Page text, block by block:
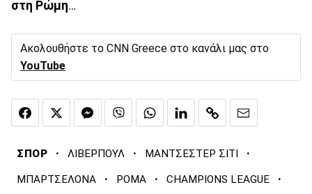
στη Ρώμη…
Ακολουθήστε το CNN Greece στο κανάλι μας στο
YouTube
ΣΠΟΡ · ΛΙΒΕΡΠΟΥΛ · ΜΑΝΤΣΕΣΤΕΡ ΣΙΤΙ ·
ΜΠΑΡΤΣΕΛΟΝΑ · ΡΟΜΑ · CHAMPIONS LEAGUE ·